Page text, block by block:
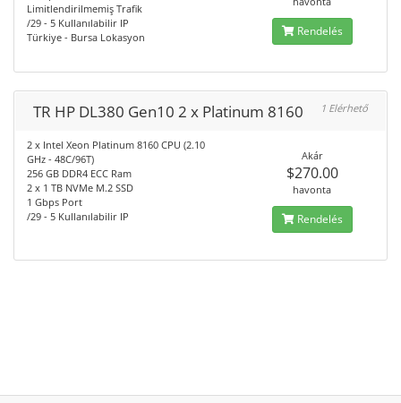
Limitlendirilmemiş Trafik
/29 - 5 Kullanılabilir IP
Türkiye - Bursa Lokasyon
Rendelés
TR HP DL380 Gen10 2 x Platinum 8160 1 Elérhető
2 x Intel Xeon Platinum 8160 CPU (2.10
GHz - 48C/96T)
256 GB DDR4 ECC Ram
2 x 1 TB NVMe M.2 SSD
1 Gbps Port
/29 - 5 Kullanılabilir IP
Akár
$270.00
havonta
Rendelés